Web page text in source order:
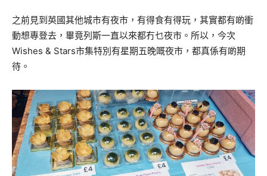
之前見到英國其他城市有夜市，有得食有得玩，其實都有啲衝
動想專登去，畢竟列斯一直以來都冇乜夜市。所以，今次
Wishes & Stars市集特別有星期五晚嘅夜市，都真係有啲期
待。